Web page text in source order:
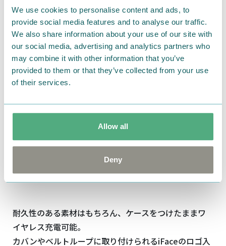
We use cookies to personalise content and ads, to
provide social media features and to analyse our traffic.
We also share information about your use of our site with
our social media, advertising and analytics partners who
may combine it with other information that you’ve
provided to them or that they’ve collected from your use
of their services.
Allow all
Deny
AirPodsケース
耐久性のある素材はもちろん、ケースをつけたままワ
イヤレス充電可能。
カバンやベルトループに取り付けられるiFaceのロゴ入